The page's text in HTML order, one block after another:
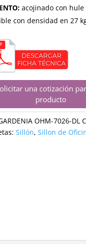
acojinado con
con densidad en 27
una cotización
producto
OHM-7026-DL
Sillón,Sillon de